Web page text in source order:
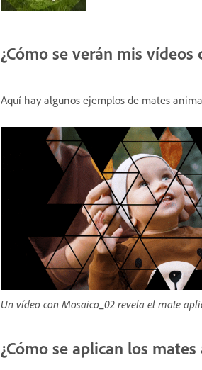
¿Cómo se verán mis vídeos
Aquí hay algunos ejemplos de mates
Un vídeo con Mosaico_02 revela el mate
¿Cómo se aplican los